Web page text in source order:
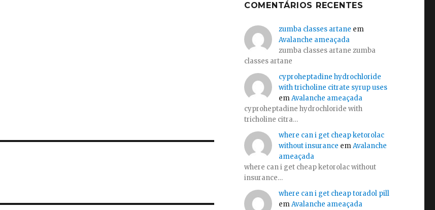
COMENTÁRIOS RECENTES
zumba classes artane em
Avalanche ameaçada
zumba classes artane zumba
classes artane
cyproheptadine hydrochloride
with tricholine citrate syrup uses
emAvalanche ameaçada
cyproheptadine hydrochloride with
tricholine citra…
where can i get cheap ketorolac
without insurance emAvalanche
ameaçada
where can i get cheap ketorolac without
insurance…
where can i get cheap toradol pill
emAvalanche ameaçada